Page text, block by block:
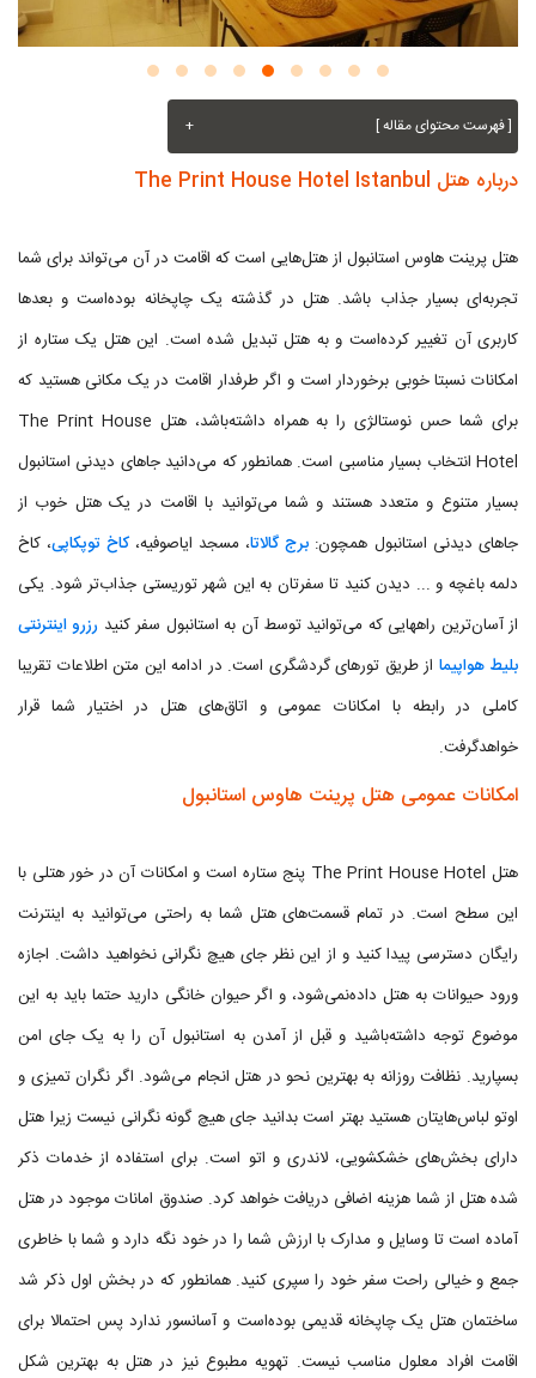
[ فهرست محتوای مقاله ] +
درباره هتل The Print House Hotel Istanbul
هتل پرینت هاوس استانبول از هتل‌هایی است که اقامت در آن می‌تواند برای شما
تجربه‌ای بسیار جذاب باشد. هتل در گذشته یک چاپخانه بوده‌است و بعدها
کاربری آن تغییر کرده‌است و به هتل تبدیل شده است. این هتل یک ستاره از
امکانات نسبتا خوبی برخوردار است و اگر طرفدار اقامت در یک مکانی هستید که
برای شما حس نوستالژی را به همراه داشته‌باشد، هتل The Print House
Hotel انتخاب بسیار مناسبی است. همانطور که می‌دانید جاهای دیدنی استانبول
بسیار متنوع و متعدد هستند و شما می‌توانید با اقامت در یک هتل خوب از
جاهای دیدنی استانبول همچون: برج گالاتا، مسجد ایاصوفیه،کاخ توپکاپی، کاخ
دلمه باغچه و ... دیدن کنید تا سفرتان به این شهر توریستی جذاب‌تر شود. یکی
از آسان‌ترین راههایی که می‌توانید توسط آن به استانبول سفر کنید رزرو اینترنتی
بلیط هواپیما از طریق تورهای گردشگری است. در ادامه این متن اطلاعات تقریبا
کاملی در رابطه با امکانات عمومی و اتاق‌های هتل در اختیار شما قرار
خواهدگرفت.
امکانات عمومی هتل پرینت هاوس استانبول
هتل The Print House Hotel پنج ستاره است و امکانات آن در خور هتلی با
این سطح است. در تمام قسمت‌های هتل شما به راحتی می‌توانید به اینترنت
رایگان دسترسی پیدا کنید و از این نظر جای هیچ نگرانی نخواهید داشت. اجازه
ورود حیوانات به هتل داده‌نمی‌شود، و اگر حیوان خانگی دارید حتما باید به این
موضوع توجه داشته‌باشید و قبل از آمدن به استانبول آن را به یک جای امن
بسپارید. نظافت روزانه به بهترین نحو در هتل انجام می‌شود. اگر نگران تمیزی و
اوتو لباس‌هایتان هستید بهتر است بدانید جای هیچ گونه نگرانی نیست زیرا هتل
دارای بخش‌های خشکشویی، لاندری و اتو است. برای استفاده از خدمات ذکر
شده هتل از شما هزینه اضافی دریافت خواهد کرد. صندوق امانات موجود در هتل
آماده است تا وسایل و مدارک با ارزش شما را در خود نگه دارد و شما با خاطری
جمع و خیالی راحت سفر خود را سپری کنید. همانطور که در بخش اول ذکر شد
ساختمان هتل یک چاپخانه قدیمی بوده‌است و آسانسور ندارد پس احتمالا برای
اقامت افراد معلول مناسب نیست. تهویه مطبوع نیز در هتل به بهترین شکل